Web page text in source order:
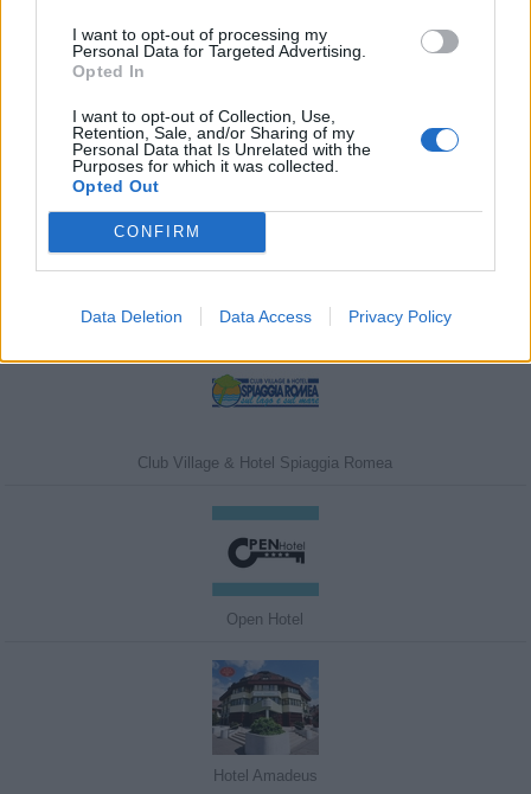
I want to opt-out of processing my
Personal Data for Targeted Advertising.
Opted In
I want to opt-out of Collection, Use,
Retention, Sale, and/or Sharing of my
Personal Data that Is Unrelated with the
Purposes for which it was collected.
Opted Out
CONFIRM
Data Deletion Data Access Privacy Policy
Megismerem
Javasolj egy kutyabarát helyet!
Club Village & Hotel Spiaggia Romea
Open Hotel
Hotel Amadeus